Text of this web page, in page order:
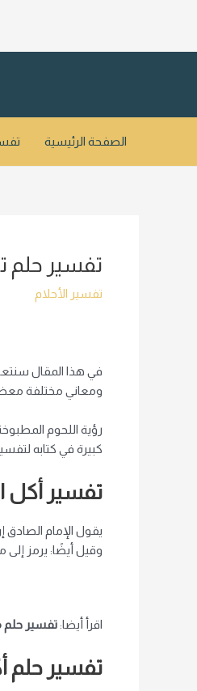
الصفحة الرئيسية
تفسير حلم
تفسير الأحلام
في هذا المقال
ومعاني مختلفة
رؤية اللحوم
كبيرة في كتابه
تفسير أكل
يقول الإمام الصادق
وقيل أيضًا: يرمز إلى
اقرأ أيضا: تفسير حلم
تفسير حلم